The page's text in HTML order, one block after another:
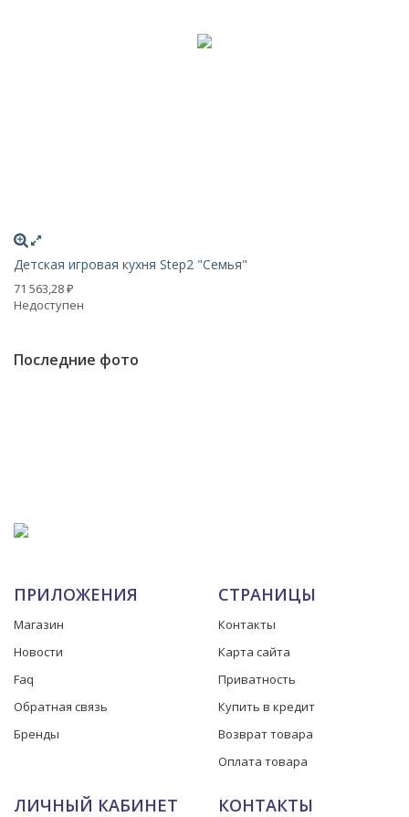
Детская игровая кухня Step2 "Семья"
71 563,28 ₽
Недоступен
Последние фото
ПРИЛОЖЕНИЯ
Магазин
Новости
Faq
Обратная связь
Бренды
СТРАНИЦЫ
Контакты
Карта сайта
Приватность
Купить в кредит
Возврат товара
Оплата товара
ЛИЧНЫЙ КАБИНЕТ КОНТАКТЫ